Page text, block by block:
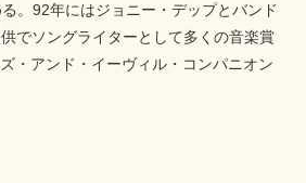
。92年にはジョニー・デップとバンド
でソングライターとして多くの音楽賞
・アンド・イーヴィル・コンパニオン